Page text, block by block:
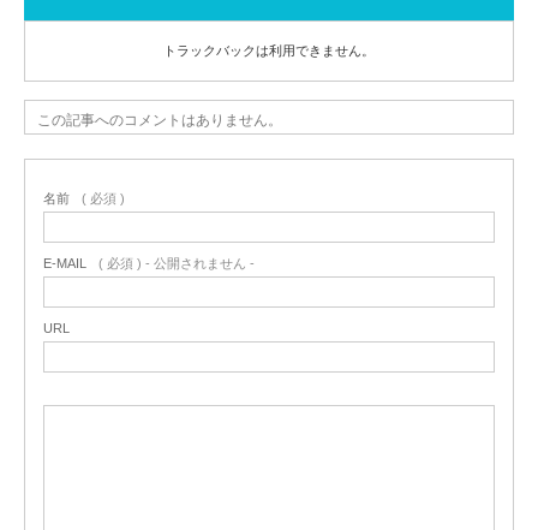
トラックバックは利用できません。
この記事へのコメントはありません。
名前 ( 必須 )
E-MAIL ( 必須 ) - 公開されません -
URL